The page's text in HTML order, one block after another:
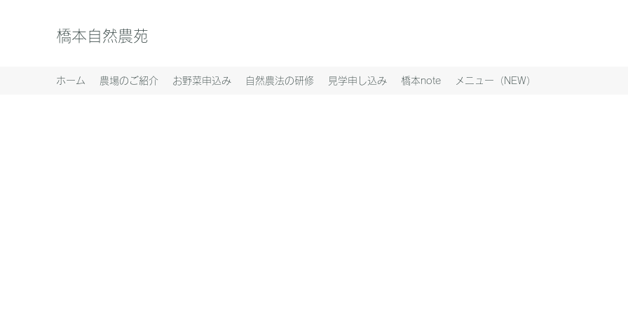
橋本自然農苑
ホーム 農場のご紹介 お野菜申込み 自然農法の研修 見学申し込み 橋本note メニュー（NEW）